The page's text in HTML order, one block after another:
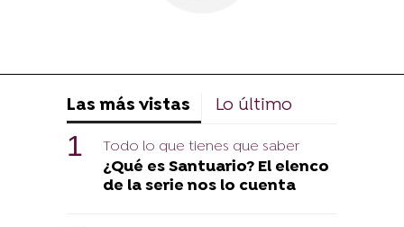
Las más vistas Lo último
Todo lo que tienes que saber
¿Qué es Santuario? El elenco
de la serie nos lo cuenta